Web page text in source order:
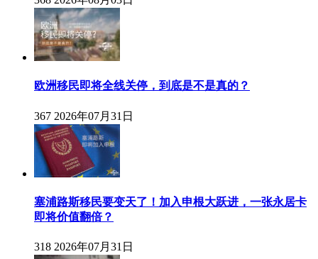
欧洲移民即将全线关停，到底是不是真的？
367 2026年07月31日
塞浦路斯移民要变天了！加入申根大跃进，一张永居卡
即将价值翻倍？
318 2026年07月31日